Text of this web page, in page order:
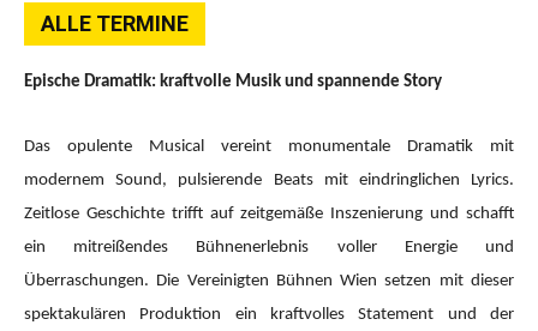
ALLE TERMINE
Epische Dramatik: kraftvolle Musik und spannende Story
Das opulente Musical vereint monumentale Dramatik mit
modernem Sound, pulsierende Beats mit eindringlichen Lyrics.
Zeitlose Geschichte trifft auf zeitgemäße Inszenierung und schafft
ein mitreißendes Bühnenerlebnis voller Energie und
Überraschungen. Die Vereinigten Bühnen Wien setzen mit dieser
spektakulären Produktion ein kraftvolles Statement und der